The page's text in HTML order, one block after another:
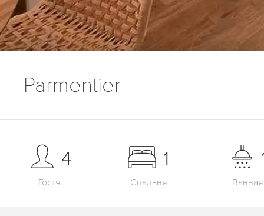
Parmentier
Гостя
4
Спальня
1
Ванная